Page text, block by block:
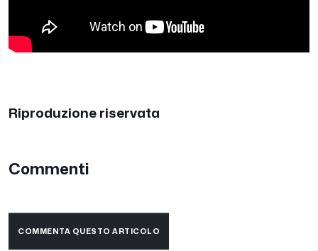
Riproduzione riservata
Commenti
COMMENTA QUESTO ARTICOLO